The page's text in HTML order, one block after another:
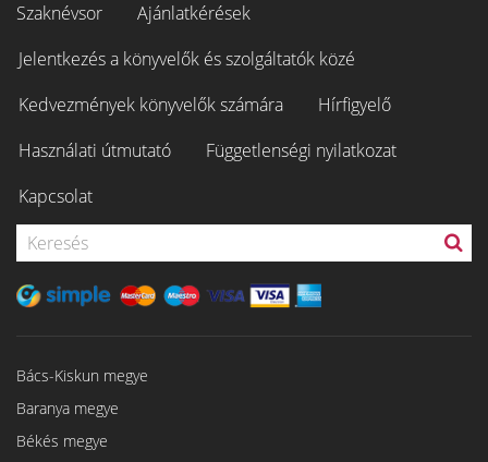
Szaknévsor
Ajánlatkérések
Jelentkezés a könyvelők és szolgáltatók közé
Kedvezmények könyvelők számára
Hírfigyelő
Használati útmutató
Függetlenségi nyilatkozat
Kapcsolat
Bács-Kiskun megye
Baranya megye
Békés megye